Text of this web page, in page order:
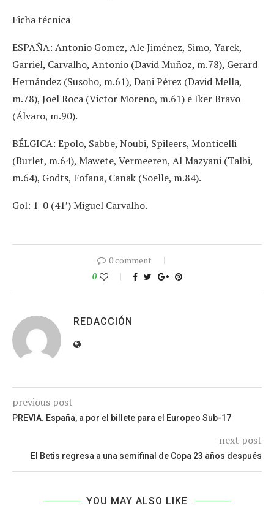
Ficha técnica
ESPAÑA: Antonio Gomez, Ale Jiménez, Simo, Yarek,
Garriel, Carvalho, Antonio (David Muñoz, m.78), Gerard
Hernández (Susoho, m.61), Dani Pérez (David Mella,
m.78), Joel Roca (Victor Moreno, m.61) e Iker Bravo
(Álvaro, m.90).
BÉLGICA: Epolo, Sabbe, Noubi, Spileers, Monticelli
(Burlet, m.64), Mawete, Vermeeren, Al Mazyani (Talbi,
m.64), Godts, Fofana, Canak (Soelle, m.84).
Gol: 1-0 (41′) Miguel Carvalho.
0 comment
0
REDACCIÓN
previous post
PREVIA. España, a por el billete para el Europeo Sub-17
next post
El Betis regresa a una semifinal de Copa 23 años después
YOU MAY ALSO LIKE